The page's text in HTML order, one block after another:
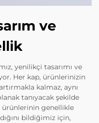
ve
yenilikçi tasarımı ve
Her kap, ürünlerinizin
kalmaz, aynı
tanıyacak şekilde
genellikle
bildiğimiz için,